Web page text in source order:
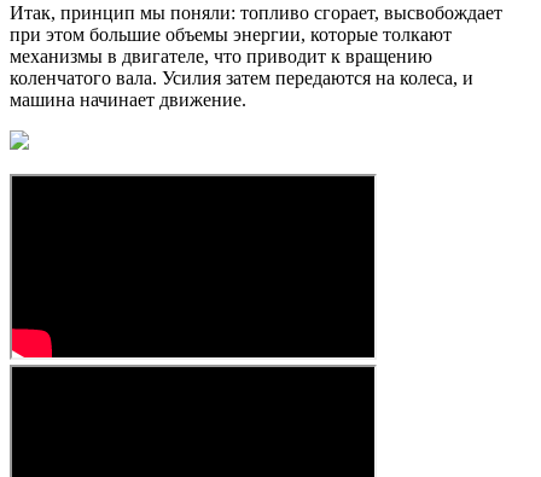
Итак, принцип мы поняли: топливо сгорает, высвобождает
при этом большие объемы энергии, которые толкают
механизмы в двигателе, что приводит к вращению
коленчатого вала. Усилия затем передаются на колеса, и
машина начинает движение.